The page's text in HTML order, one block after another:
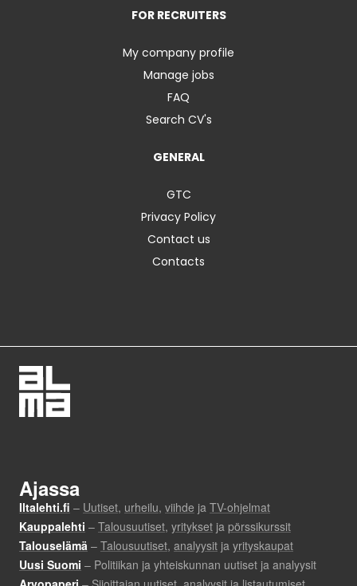
FOR RECRUITERS
My company profile
Manage jobs
FAQ
Search CV's
GENERAL
GTC
Privacy Policy
Contact us
Contacts